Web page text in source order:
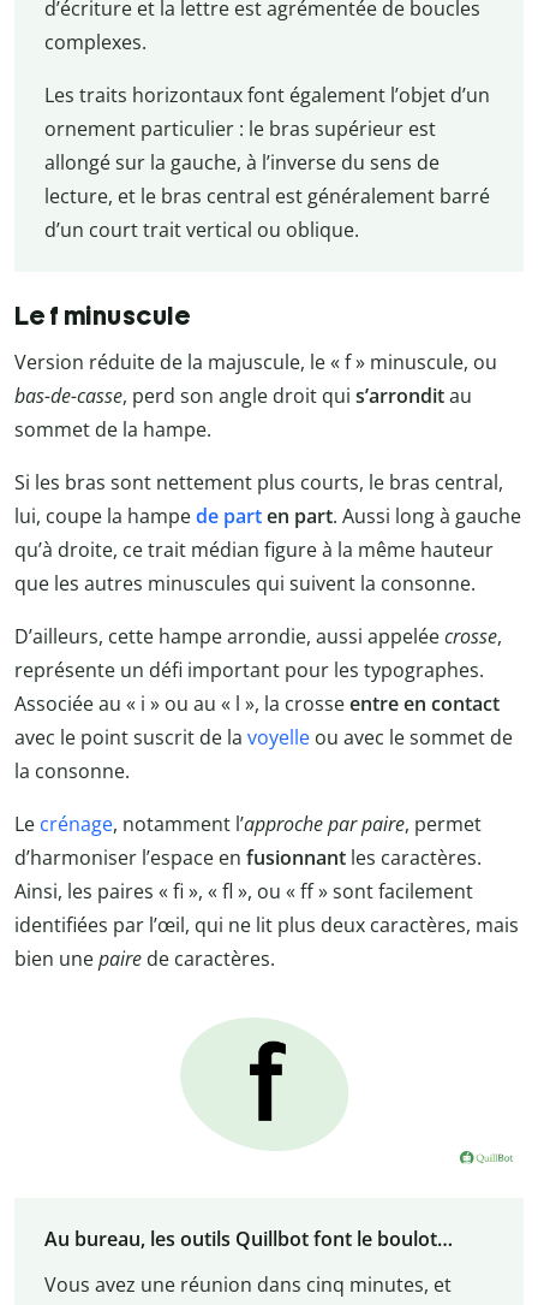
d’écriture et la lettre est agrémentée de boucles
complexes.
Les traits horizontaux font également l’objet d’un
ornement particulier : le bras supérieur est
allongé sur la gauche, à l’inverse du sens de
lecture, et le bras central est généralement barré
d’un court trait vertical ou oblique.
Le f minuscule
Version réduite de la majuscule, le « f » minuscule, ou
bas-de-casse, perd son angle droit qui s’arronditau
sommet de la hampe.
Si les bras sont nettement plus courts, le bras central,
lui, coupe la hampede parten part. Aussi long à gauche
qu’à droite, ce trait médian figure à la même hauteur
que les autres minuscules qui suivent la consonne.
D’ailleurs, cette hampe arrondie, aussi appeléecrosse,
représente un défi important pour les typographes.
Associée au « i » ou au « l », la crosseentre en contact
avec le point suscrit de la voyelle ou avec le sommet de
la consonne.
Le crénage, notamment l’approche par paire, permet
d’harmoniser l’espace en fusionnant les caractères.
Ainsi, les paires « fi », « fl », ou « ff » sont facilement
identifiées par l’œil, qui ne lit plus deux caractères, mais
bien unepaire de caractères.
Au bureau, les outils Quillbot font le boulot…
Vous avez une réunion dans cinq minutes, et